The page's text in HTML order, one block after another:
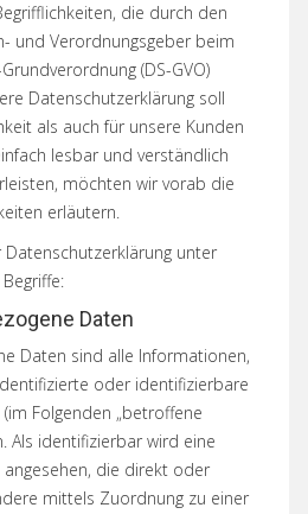
die durch den
und Verordnungsgeber beim
(DS-GVO)
Datenschutzerklärung soll
als auch für unsere Kunden
lesbar und verständlich
möchten wir vorab die
erläutern.
unter
Daten
Daten sind alle Informationen,
oder identifizierbare
Folgenden „betroffene
Als identifizierbar wird eine
die direkt oder
mittels Zuordnung zu einer